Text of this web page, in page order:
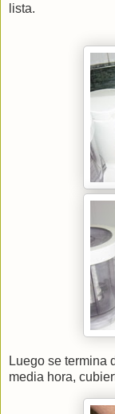
lista.
Luego se termina
media hora,